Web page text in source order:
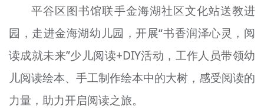
平谷区图书馆联手金海湖社区文化站送教进
园，走进金海湖幼儿园，开展“书香润泽心灵，阅
读成就未来”少儿阅读+DIY活动，工作人员带领幼
儿阅读绘本、手工制作绘本中的大树，感受阅读的
力量，助力开启阅读之旅。